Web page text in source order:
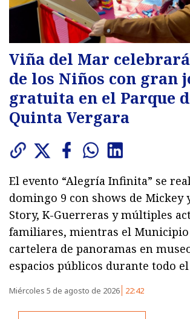
Viña del Mar
de los Niños con gran
gratuita en el Parque
Quinta Vergara
El evento “Alegría Infinita” se
domingo 9 con shows de Mickey
Story, K-Guerreras y múltiples
familiares, mientras el
cartelera de panoramas en
espacios públicos durante todo el
Miércoles 5 de agosto de 2026 22:42